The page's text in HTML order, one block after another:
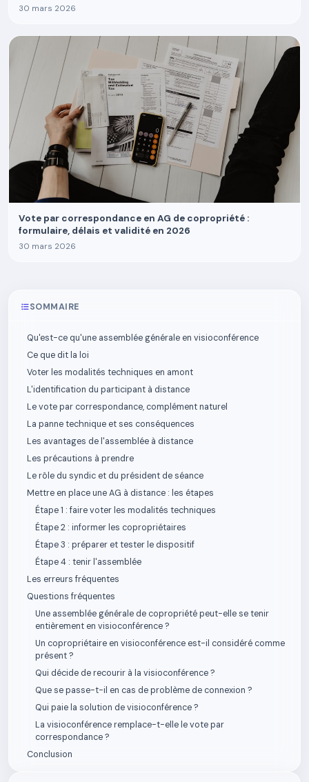
30 mars 2026
Vote par correspondance en AG de copropriété :
formulaire, délais et validité en 2026
30 mars 2026
SOMMAIRE
Qu'est-ce qu'une assemblée générale en visioconférence
Ce que dit la loi
Voter les modalités techniques en amont
L'identification du participant à distance
Le vote par correspondance, complément naturel
La panne technique et ses conséquences
Les avantages de l'assemblée à distance
Les précautions à prendre
Le rôle du syndic et du président de séance
Mettre en place une AG à distance : les étapes
Étape 1 : faire voter les modalités techniques
Étape 2 : informer les copropriétaires
Étape 3 : préparer et tester le dispositif
Étape 4 : tenir l'assemblée
Les erreurs fréquentes
Questions fréquentes
Une assemblée générale de copropriété peut-elle se tenir
entièrement en visioconférence ?
Un copropriétaire en visioconférence est-il considéré comme
présent ?
Qui décide de recourir à la visioconférence ?
Que se passe-t-il en cas de problème de connexion ?
Qui paie la solution de visioconférence ?
La visioconférence remplace-t-elle le vote par
correspondance ?
Conclusion